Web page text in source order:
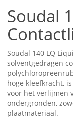
Soudal
Soudal 140 LQ
solventgedragen
hoge kleefkracht,
voor het verlijmen
ondergronden,
plaatmateriaal.